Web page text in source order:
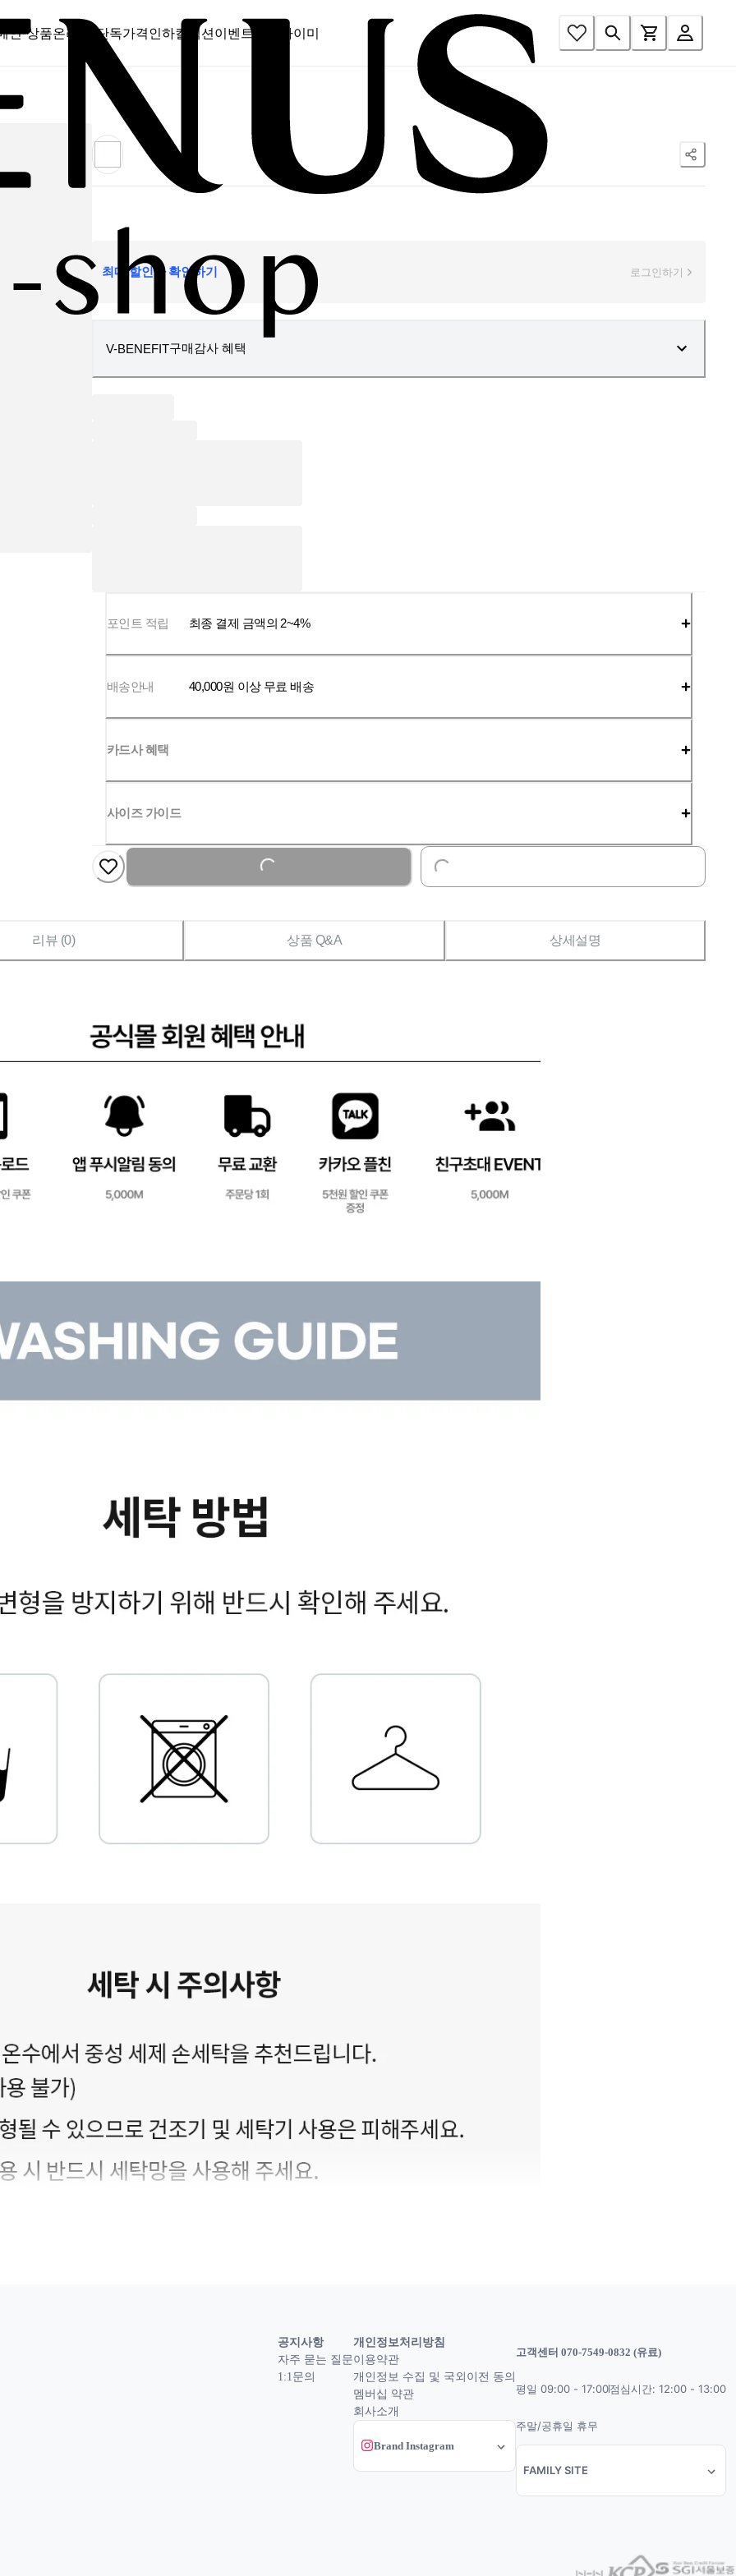
인 상품온라인 단독가격인하컬렉션이벤트 스캔바이미
최대 할인가 확인하기 로그인하기
V-BENEFIT구매감사 혜택
포인트 적립 최종 결제 금액의 2~4%
배송안내 40,000원 이상 무료 배송
카드사 혜택
사이즈 가이드
Loading... Loading...
리뷰 (0) 상품 Q&A 상세설명
공지사항
자주 묻는 질문
1:1문의
개인정보처리방침
이용약관
개인정보 수집 및 국외이전 동의
멤버십 약관
회사소개
Brand Instagram
고객센터 070-7549-0832 (유료)
평일 09:00 - 17:00점심시간: 12:00 - 13:00
주말/공휴일 휴무
FAMILY SITE